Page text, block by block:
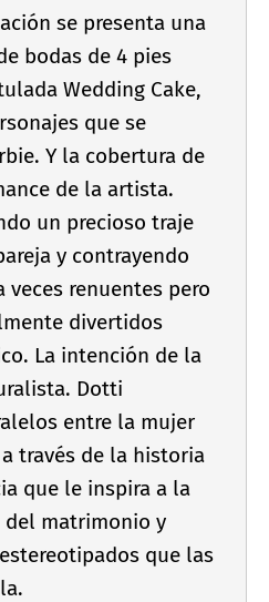
se presenta una
bodas de 4 pies
Wedding Cake,
que se
Y la cobertura de
de la artista.
un precioso traje
y contrayendo
renuentes pero
divertidos
La intención de la
Dotti
entre la mujer
través de la historia
que le inspira a la
matrimonio y
que las